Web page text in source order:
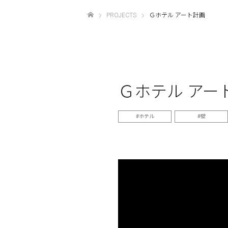
PROJECTS Ｇホテル アート計画
Ｇホテル アー
ホテル 壁